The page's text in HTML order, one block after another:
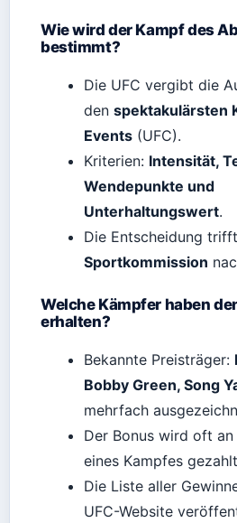
Wie wird der Kampf des
bestimmt?
Die UFC vergibt die
den spektakulärsten
Events (UFC).
Kriterien: Intensität,
Wendepunkte und
Unterhaltungswert.
Die Entscheidung
Sportkommission
Welche Kämpfer haben
erhalten?
Bekannte Preisträger:
Bobby Green, Song
mehrfach
Der Bonus wird oft
eines Kampfes
Die Liste aller
UFC-Website